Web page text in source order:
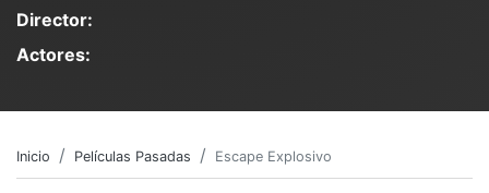
Director:
Actores:
Inicio Películas Pasadas Escape Explosivo